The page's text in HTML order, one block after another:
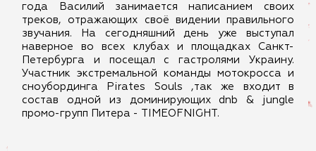
года Василий занимается написанием своих
треков, отражающих своё видении правильного
звучания. На сегодняшний день уже выступал
наверное во всех клубах и площадках Санкт-
Петербурга и посещал с гастролями Украину.
Участник экстремальной команды мотокросса и
сноубординга Pirates Souls ,так же входит в
состав одной из доминирующих dnb & jungle
промо-групп Питера - TIMEOFNIGHT.